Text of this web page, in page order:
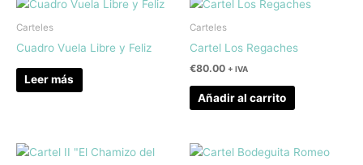
Carteles
Cuadro Vuela Libre y Feliz
Leer más
Carteles
Cartel Los Regaches
€80.00 + IVA
Añadir al carrito